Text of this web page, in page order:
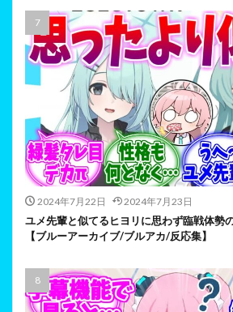
2024年7月22日 2024年7月23日
ユメ先輩と似てるヒヨリに思わず臨戦体勢
【ブルーアーカイブ/ブルアカ/反応集】